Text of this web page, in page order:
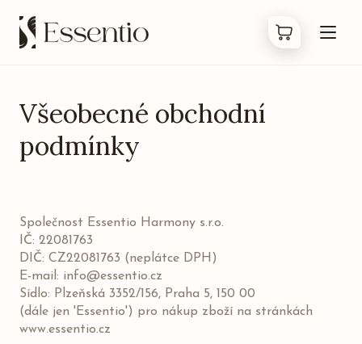
Všeobecné obchodní
podmínky
Společnost Essentio Harmony s.r.o.
IČ: 22081763
DIČ: CZ22081763 (neplátce DPH)
E-mail: info@essentio.cz
Sídlo: Plzeňská 3352/156, Praha 5, 150 00
(dále jen 'Essentio') pro nákup zboží na stránkách
www.essentio.cz